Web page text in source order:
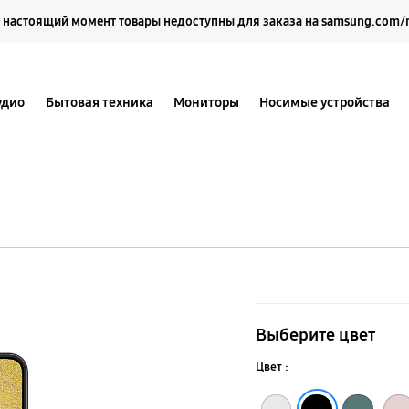
настоящий момент товары недоступны для заказа на samsung.com/
Бытовая техника Мониторы Носимые устройства
Выберите цвет
Цвет :